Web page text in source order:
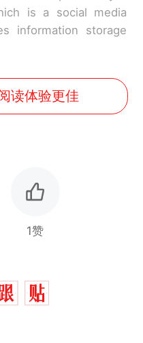
is a social media
information storage
读体验更佳
1赞
平么？
没有法定首都的国